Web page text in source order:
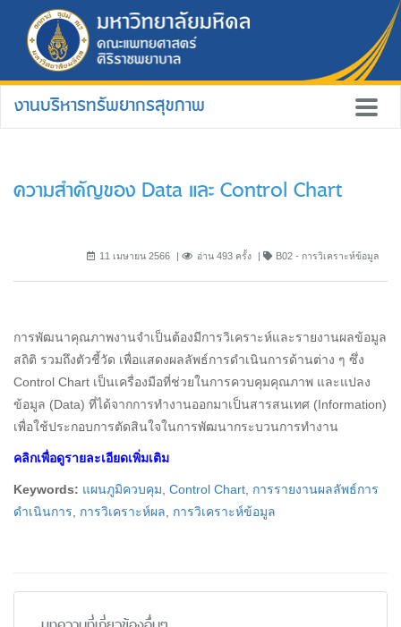
งานบริหารทรัพยากรสุขภาพ
ความสำคัญของ Data และ Control Chart
11 เมษายน 2566 อ่าน 493 ครั้ง B02 - การวิเคราะห์ข้อมูล
การพัฒนาคุณภาพงานจำเป็นต้องมีการวิเคราะห์และรายงานผลข้อมูล
สถิติ รวมถึงตัวชี้วัด เพื่อแสดงผลลัพธ์การดำเนินการด้านต่าง ๆ ซึ่ง
Control Chart เป็นเครื่องมือที่ช่วยในการควบคุมคุณภาพ และแปลง
ข้อมูล (Data) ที่ได้จากการทำงานออกมาเป็นสารสนเทศ (Information)
เพื่อใช้ประกอบการตัดสินใจในการพัฒนากระบวนการทำงาน
คลิกเพื่อดูรายละเอียดเพิ่มเติม
Keywords: แผนภูมิควบคุม Control Chart การรายงานผลลัพธ์การ
ดำเนินการ
การวิเคราะห์ผล การวิเคราะห์ข้อมูล